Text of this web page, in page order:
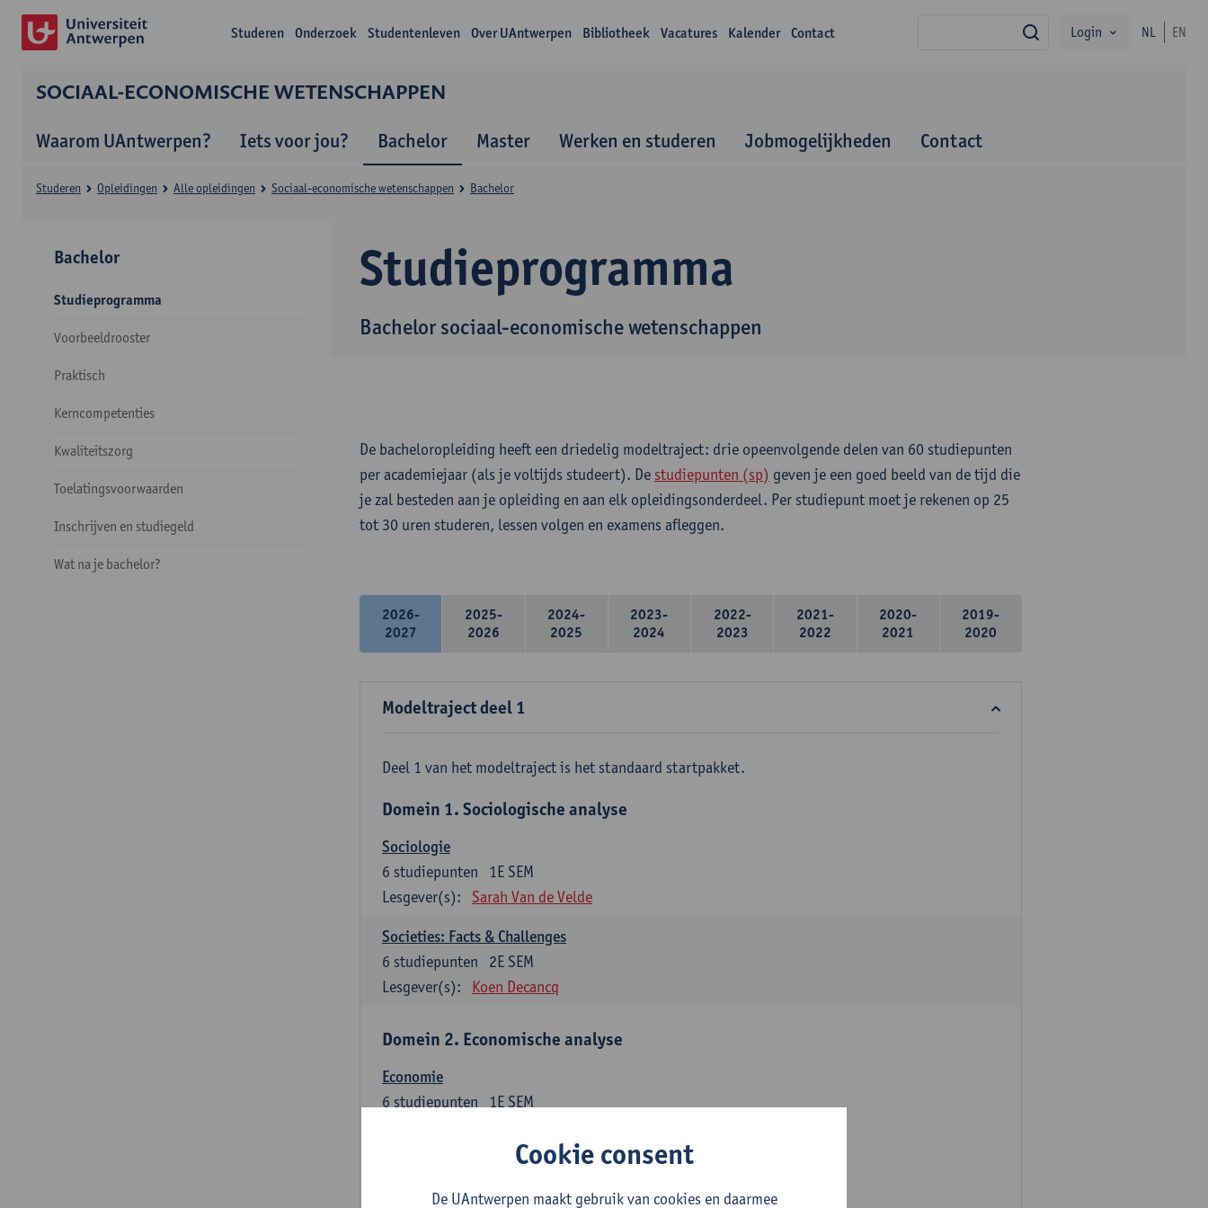
Studeren Onderzoek Studentenleven Over UAntwerpen Bibliotheek Vacatures Kalender Contact zoekLogin NL EN
SOCIAAL-ECONOMISCHE WETENSCHAPPEN
Waarom UAntwerpen? Iets voor jou? Bachelor Master Werken en studeren Jobmogelijkheden Contact
Studieprogramma
Bachelor sociaal-economische wetenschappen
Studeren Opleidingen Alle opleidingen Sociaal-economische wetenschappen Bachelor
Bachelor
Studieprogramma
Voorbeeldrooster
Praktisch
Kerncompetenties
Kwaliteitszorg
Toelatingsvoorwaarden
Inschrijven en studiegeld
Wat na je bachelor?
De bacheloropleiding heeft een driedelig modeltraject: drie opeenvolgende delen van 60 studiepunten
per academiejaar (als je voltijds studeert). De studiepunten (sp) geven je een goed beeld van de tijd die
je zal besteden aan je opleiding en aan elk opleidingsonderdeel. Per studiepunt moet je rekenen op 25
tot 30 uren studeren, lessen volgen en examens afleggen.
2026-
2027
2025-
2026
2024-
2025
2023-
2024
2022-
2023
2021-
2022
2020-
2021
2019-
2020
Modeltraject deel 1
Deel 1 van het modeltraject is het standaard startpakket.
Domein 1. Sociologische analyse
Sociologie
1E SEM
6 studiepunten
Lesgever(s):
Sarah Van de Velde
Societies: Facts & Challenges
2E SEM
6 studiepunten
Lesgever(s):
Koen Decancq
Domein 2. Economische analyse
Economie
1E SEM
6 studiepunten
Cookie consent
De UAntwerpen maakt gebruik van cookies en daarmee